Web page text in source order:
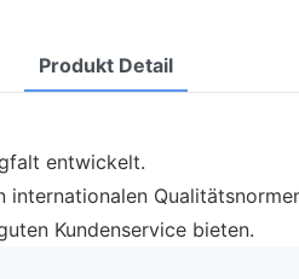
Produkt Detail
entwickelt.
Kundenservice bieten.